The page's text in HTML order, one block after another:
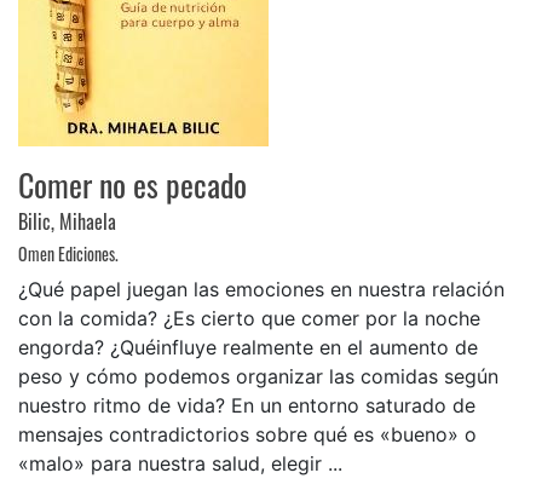
Comer no es pecado
Bilic, Mihaela
Omen Ediciones.
¿Qué papel juegan las emociones en nuestra relación
con la comida? ¿Es cierto que comer por la noche
engorda? ¿Quéinfluye realmente en el aumento de
peso y cómo podemos organizar las comidas según
nuestro ritmo de vida? En un entorno saturado de
mensajes contradictorios sobre qué es «bueno» o
«malo» para nuestra salud, elegir ...